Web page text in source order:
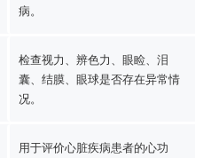
病。
检查视力、辨色力、眼睑、泪
囊、结膜、眼球是否存在异常情
况。
用于评价心脏疾病患者的心功